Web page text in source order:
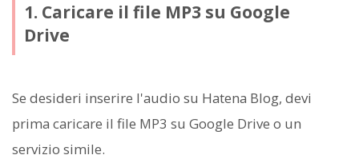
1. Caricare il file MP3 su Google
Drive
Se desideri inserire l'audio su Hatena Blog, devi
prima caricare il file MP3 su Google Drive o un
servizio simile.